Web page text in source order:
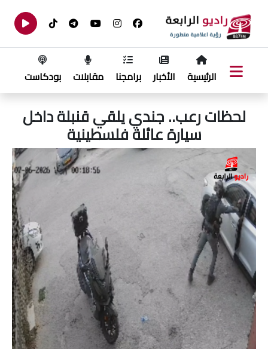
الرئيسية الأخبار برامجنا مقابلات بودكاست
لحظات رعب.. جندي يلقي قنبلة داخل
سيارة عائلة فلسطينية